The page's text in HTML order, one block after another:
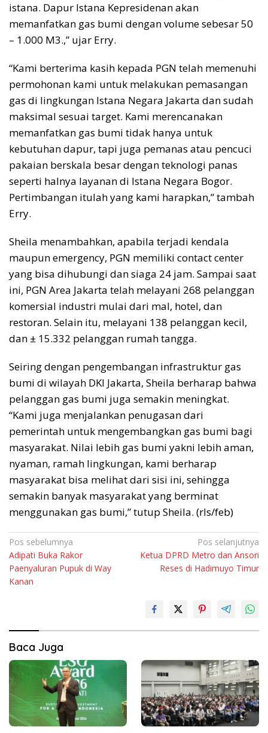
istana. Dapur Istana Kepresidenan akan
memanfatkan gas bumi dengan volume sebesar 50
– 1.000 M3.,” ujar Erry.
“Kami berterima kasih kepada PGN telah memenuhi
permohonan kami untuk melakukan pemasangan
gas di lingkungan Istana Negara Jakarta dan sudah
maksimal sesuai target. Kami merencanakan
memanfatkan gas bumi tidak hanya untuk
kebutuhan dapur, tapi juga pemanas atau pencuci
pakaian berskala besar dengan teknologi panas
seperti halnya layanan di Istana Negara Bogor.
Pertimbangan itulah yang kami harapkan,” tambah
Erry.
Sheila menambahkan, apabila terjadi kendala
maupun emergency, PGN memiliki contact center
yang bisa dihubungi dan siaga 24 jam. Sampai saat
ini, PGN Area Jakarta telah melayani 268 pelanggan
komersial industri mulai dari mal, hotel, dan
restoran. Selain itu, melayani 138 pelanggan kecil,
dan ± 15.332 pelanggan rumah tangga.
Seiring dengan pengembangan infrastruktur gas
bumi di wilayah DKI Jakarta, Sheila berharap bahwa
pelanggan gas bumi juga semakin meningkat.
“Kami juga menjalankan penugasan dari
pemerintah untuk mengembangkan gas bumi bagi
masyarakat. Nilai lebih gas bumi yakni lebih aman,
nyaman, ramah lingkungan, kami berharap
masyarakat bisa melihat dari sisi ini, sehingga
semakin banyak masyarakat yang berminat
menggunakan gas bumi,” tutup Sheila. (rls/feb)
Navigasi
pos
Pos sebelumnya
Adipati Buka Rakor
Paenyaluran Pupuk di Way
Kanan
Pos selanjutnya
Ketua DPRD Metro dan Ansori
Reses di Hadimuyo Timur
Baca Juga